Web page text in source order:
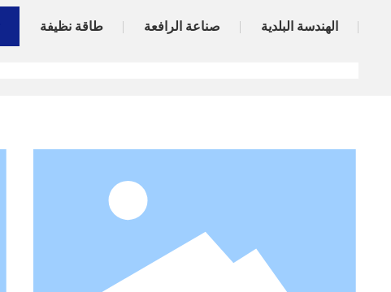
الهندسة البلدية صناعة الرافعة طاقة نظيفة